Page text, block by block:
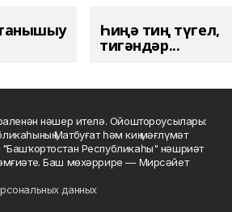
Һиңә тиң түгел,
тигәндәр...
нәшер ителә. Ойоштороусылары:
Матбуғат һәм киң мәғлүмәт
Республикаһы" нәшриәт
Баш мөхәррире — Мирсәйет
данных